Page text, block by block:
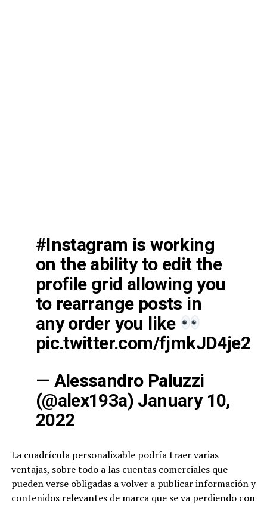
#Instagram is working
on the ability to edit the
profile grid allowing you
to rearrange posts in
any order you like
pic.twitter.com/fjmkJD4je2
— Alessandro Paluzzi
(@alex193a) January 10,
2022
La cuadrícula personalizable podría traer varias
ventajas, sobre todo a las cuentas comerciales que
pueden verse obligadas a volver a publicar información y
contenidos relevantes de marca que se va perdiendo con